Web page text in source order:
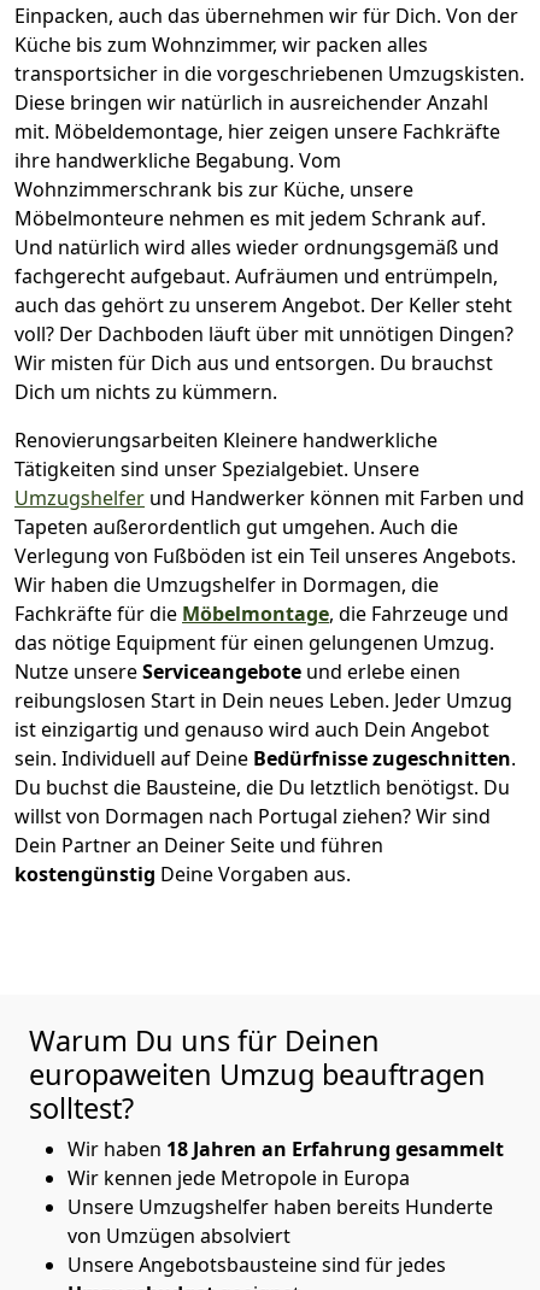
Einpacken, auch das übernehmen wir für Dich. Von der
Küche bis zum Wohnzimmer, wir packen alles
transportsicher in die vorgeschriebenen Umzugskisten.
Diese bringen wir natürlich in ausreichender Anzahl
mit. Möbeldemontage, hier zeigen unsere Fachkräfte
ihre handwerkliche Begabung. Vom
Wohnzimmerschrank bis zur Küche, unsere
Möbelmonteure nehmen es mit jedem Schrank auf.
Und natürlich wird alles wieder ordnungsgemäß und
fachgerecht aufgebaut. Aufräumen und entrümpeln,
auch das gehört zu unserem Angebot. Der Keller steht
voll? Der Dachboden läuft über mit unnötigen Dingen?
Wir misten für Dich aus und entsorgen. Du brauchst
Dich um nichts zu kümmern.
Renovierungsarbeiten Kleinere handwerkliche
Tätigkeiten sind unser Spezialgebiet. Unsere
Umzugshelfer und Handwerker können mit Farben und
Tapeten außerordentlich gut umgehen. Auch die
Verlegung von Fußböden ist ein Teil unseres Angebots.
Wir haben die Umzugshelfer in Dormagen, die
Fachkräfte für die Möbelmontage, die Fahrzeuge und
das nötige Equipment für einen gelungenen Umzug.
Nutze unsereServiceangebote und erlebe einen
reibungslosen Start in Dein neues Leben. Jeder Umzug
ist einzigartig und genauso wird auch Dein Angebot
sein. Individuell auf Deine Bedürfnisse zugeschnitten.
Du buchst die Bausteine, die Du letztlich benötigst. Du
willst von Dormagen nach Portugal ziehen? Wir sind
Dein Partner an Deiner Seite und führen
kostengünstig Deine Vorgaben aus.
Warum Du uns für Deinen
europaweiten Umzug beauftragen
solltest?
Wir haben 18 Jahren an Erfahrung gesammelt
Wir kennen jede Metropole in Europa
Unsere Umzugshelfer haben bereits Hunderte
von Umzügen absolviert
Unsere Angebotsbausteine sind für jedes